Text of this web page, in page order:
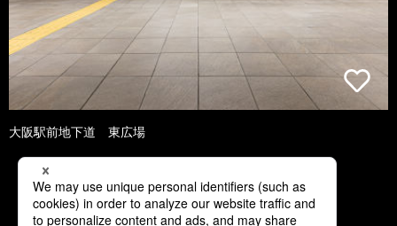
大阪駅前地下道 東広場
1 2 3 4 5